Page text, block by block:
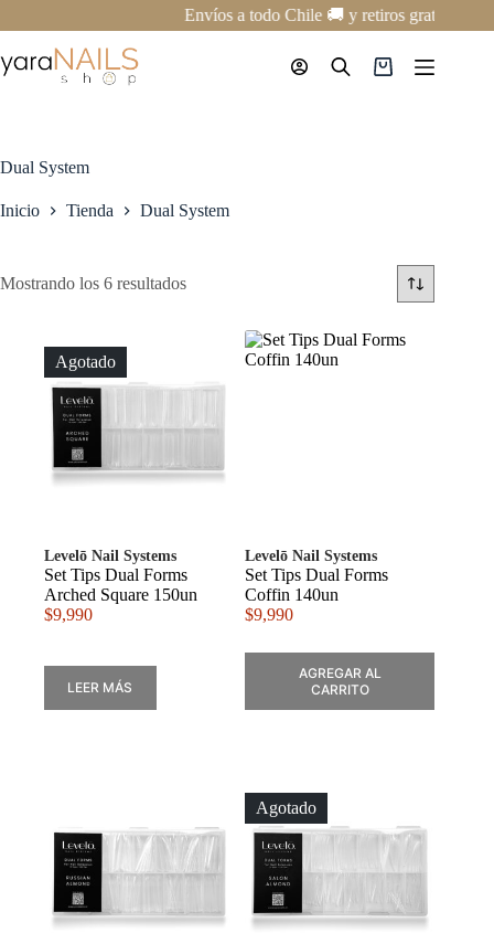
al
contenido
Envíos a todo Chile 🚚 y retiros gratis en
Carro
Dual System
Inicio Tienda Dual System
Mostrando los 6 resultados
Agotado
Levelō Nail Systems
Set Tips Dual Forms
Arched Square 150un
$9,990
LEER MÁS
Levelō Nail Systems
Set Tips Dual Forms
Coffin 140un
$9,990
AGREGAR AL
CARRITO
Agotado